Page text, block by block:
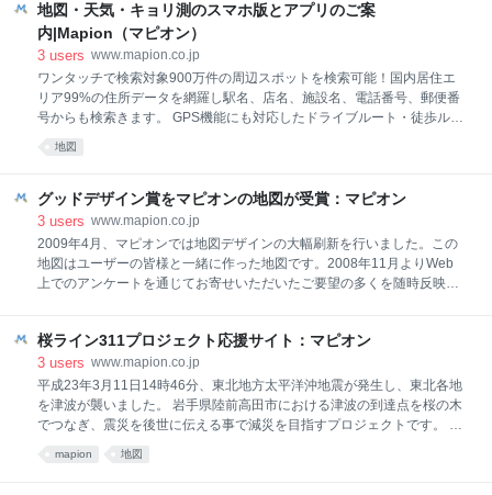
地図・天気・キョリ測のスマホ版とアプリのご案
内|Mapion（マピオン）
3 users www.mapion.co.jp
ワンタッチで検索対象900万件の周辺スポットを検索可能！国内居住エ
リア99%の住所データを網羅し駅名、店名、施設名、電話番号、郵便番
号からも検索きます。 GPS機能にも対応したドライブルート・徒歩ルー
ト検索は出発地/目的地/経由地（経由地はドライブのみ）と検索条件を指
定して道のりを検索できます！※一部機能にはプレミアム会員登録が必
地図
グッドデザイン賞をマピオンの地図が受賞：マピオン
3 users www.mapion.co.jp
2009年4月、マピオンでは地図デザインの大幅刷新を行いました。この
地図はユーザーの皆様と一緒に作った地図です。2008年11月よりWeb
上でのアンケートを通じてお寄せいただいたご要望の多くを随時反映し
「人の多いところばかりを検索するわけではない」 「市街地は格段に利
便性が向上したが山間部の情報が足りない」 といったユーザーの声で
す。これを受け、たとえば以下の点について10月以降の順次バージョン
アップを予定しています。 通常あまりクルマの通らない細い道（登山道
や農道、山間部の林道など）を追加 道路の車線幅をどの縮尺でも忠実に
ど）や海岸周辺（岬など）の注記の充実 地形図、山岳地図の追加 引き続
桜ライン311プロジェクト応援サイト：マピオン
3 users www.mapion.co.jp
平成23年3月11日14時46分、東北地方太平洋沖地震が発生し、東北各地
を津波が襲いました。 岩手県陸前高田市における津波の到達点を桜の木
でつなぎ、震災を後世に伝える事で減災を目指すプロジェクトです。 桜
ライン311プロジェクトでは、多くの方々の協力を必要としています。
さらに詳しい情報は、桜ライン311プロジェクトをご覧下さい。 株式会
mapion 地図